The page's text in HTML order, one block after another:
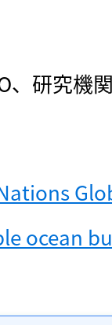
研究機
ocean